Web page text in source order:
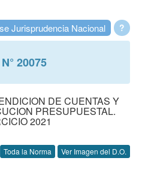
?
Jurisprudencia Nacional
N° 20075
DE CUENTAS Y
PRESUPUESTAL.
2021
Toda la Norma Ver Imagen del D.O.